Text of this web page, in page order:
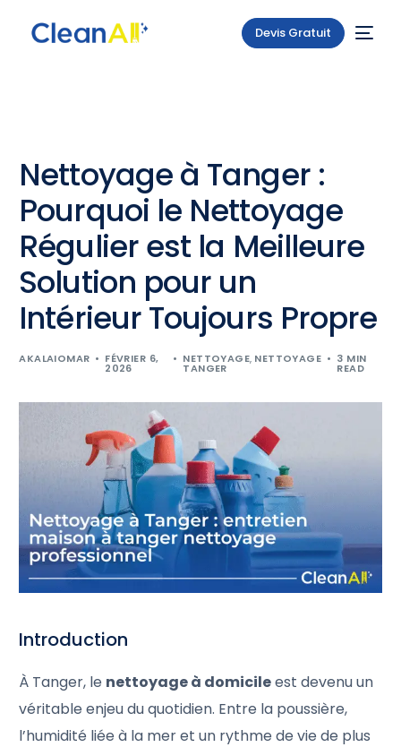
Devis Gratuit
Nettoyage à Tanger :
Pourquoi le Nettoyage
Régulier est la Meilleure
Solution pour un
Intérieur Toujours Propre
AKALAIOMAR FÉVRIER 6,
2026
NETTOYAGE, NETTOYAGE
TANGER
3 MIN
READ
Introduction
À Tanger, le nettoyage à domicileest devenu un
véritable enjeu du quotidien. Entre la poussière,
l’humidité liée à la mer et un rythme de vie de plus